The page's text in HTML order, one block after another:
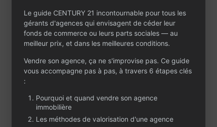
accueillant pour la
clientèle. Un bail neuf
sera signé à la
cession, avec un loyer
par mois, permettant
de démarrer sur des
bases solides. Le
portefeuille transmis
comprend une dizaine
de mandats prêts à
Le guide CENTURY 21 incontournable pour tous les
gérants d'agences qui envisagent de céder leur
fonds de commerce ou leurs parts sociales — au
meilleur prix, et dans les meilleures conditions.
Vendre son agence, ça ne s'improvise pas. Ce guide
vous accompagne pas à pas, à travers 6 étapes clés
:
Pourquoi et quand vendre son agence
immobilière
Les méthodes de valorisation d'une agence